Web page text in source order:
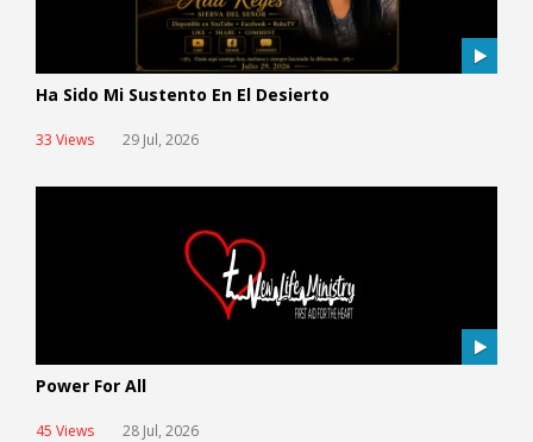
Ha Sido Mi Sustento En El Desierto
33 Views 29 Jul, 2026
Power For All
45 Views 28 Jul, 2026